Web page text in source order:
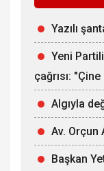
Yazılı
Yeni
çağrısı:
Algıyla
Av. Orçun
Başkan